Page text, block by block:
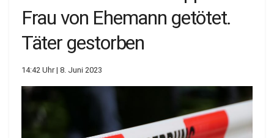
Frau von Ehemann getötet.
Täter gestorben
14:42 Uhr | 8. Juni 2023